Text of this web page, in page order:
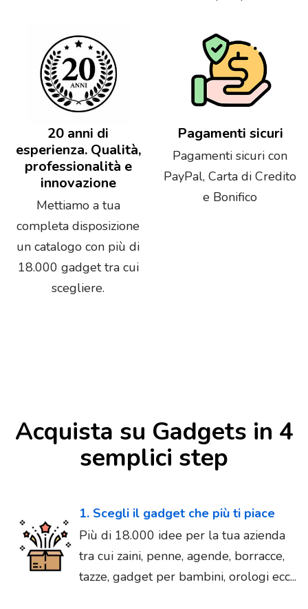
20 anni di
esperienza. Qualità,
professionalità e
innovazione
Mettiamo a tua
completa disposizione
un catalogo con più di
18.000 gadget tra cui
scegliere.
Pagamenti sicuri
Pagamenti sicuri con
PayPal, Carta di Credito
e Bonifico
Acquista su Gadgets in 4
semplici step
1. Scegli il gadget che più ti piace
Più di 18.000 idee per la tua azienda
tra cui zaini, penne, agende, borracce,
tazze, gadget per bambini, orologi ecc...